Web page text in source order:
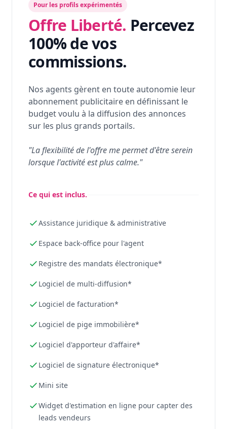
Pour les profils expérimentés
Offre Liberté. Percevez
100% de vos
commissions.
Nos agents gèrent en toute autonomie leur
abonnement publicitaire en définissant le
budget voulu à la diffusion des annonces
sur les plus grands portails.
"La flexibilité de l'offre me permet d'être serein
lorsque l'activité est plus calme."
Ce qui est inclus.
Assistance juridique & administrative
Espace back-office pour l'agent
Registre des mandats électronique*
Logiciel de multi-diffusion*
Logiciel de facturation*
Logiciel de pige immobilière*
Logiciel d'apporteur d'affaire*
Logiciel de signature électronique*
Mini site
Widget d'estimation en ligne pour capter des
leads vendeurs